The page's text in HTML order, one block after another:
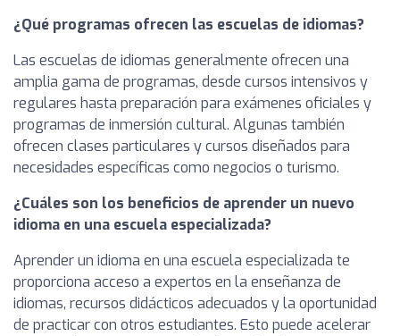
¿Qué programas ofrecen las escuelas de idiomas?
Las escuelas de idiomas generalmente ofrecen una
amplia gama de programas, desde cursos intensivos y
regulares hasta preparación para exámenes oficiales y
programas de inmersión cultural. Algunas también
ofrecen clases particulares y cursos diseñados para
necesidades específicas como negocios o turismo.
¿Cuáles son los beneficios de aprender un nuevo
idioma en una escuela especializada?
Aprender un idioma en una escuela especializada te
proporciona acceso a expertos en la enseñanza de
idiomas, recursos didácticos adecuados y la oportunidad
de practicar con otros estudiantes. Esto puede acelerar